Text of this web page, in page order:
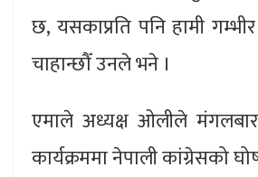
छ, यसकाप्रति पनि हामी
चाहान्छौँ उनले भने ।
एमाले अध्यक्ष ओलीले
कार्यक्रममा नेपाली कांग्रेसको